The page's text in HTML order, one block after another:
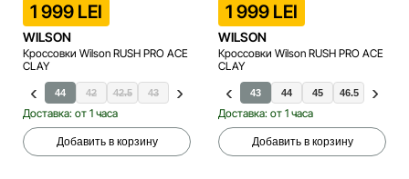
1 999 LEI
WILSON
Кроссовки Wilson RUSH PRO ACE
CLAY
44 42 42.5 43 44.5 47
Доставка: от 1 часа
Добавить в корзину
1 999 LEI
WILSON
Кроссовки Wilson RUSH PRO ACE
CLAY
43 44 45 46.5 47
Доставка: от 1 часа
Добавить в корзину